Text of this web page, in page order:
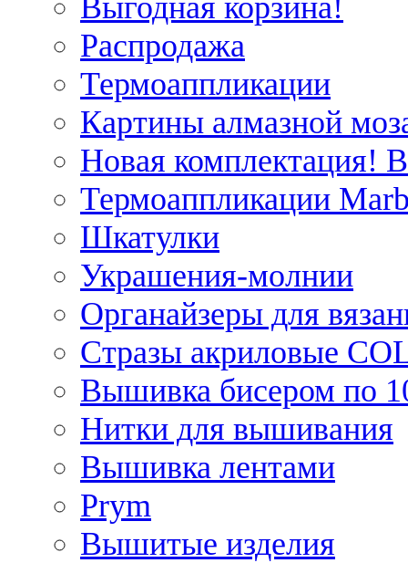
Выгодная корзина!
Распродажа
Термоаппликации
Картины алмазной
Новая комплектация!
Термоаппликации
Шкатулки
Украшения-молнии
Органайзеры для
Стразы акриловые
Вышивка бисером по
Нитки для вышивания
Вышивка лентами
Prym
Вышитые изделия